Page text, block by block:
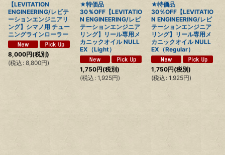
【LEVITATION
ENGINEERING/レビテ
ーションエンジニアリ
ング】シマノ用 チュー
ニングラインローラー
8,000円(税別)
(税込 : 8,800円)
★特価品
30％OFF【LEVITATIO
N ENGINEERING/レビ
テーションエンジニア
リング】リール専用メ
カニックオイル NULL
EX（Light）
1,750円(税別)
(税込 : 1,925円)
★特価品
30％OFF【LEVITATIO
N ENGINEERING/レビ
テーションエンジニア
リング】リール専用メ
カニックオイル NULL
EX（Regular）
1,750円(税別)
(税込 : 1,925円)